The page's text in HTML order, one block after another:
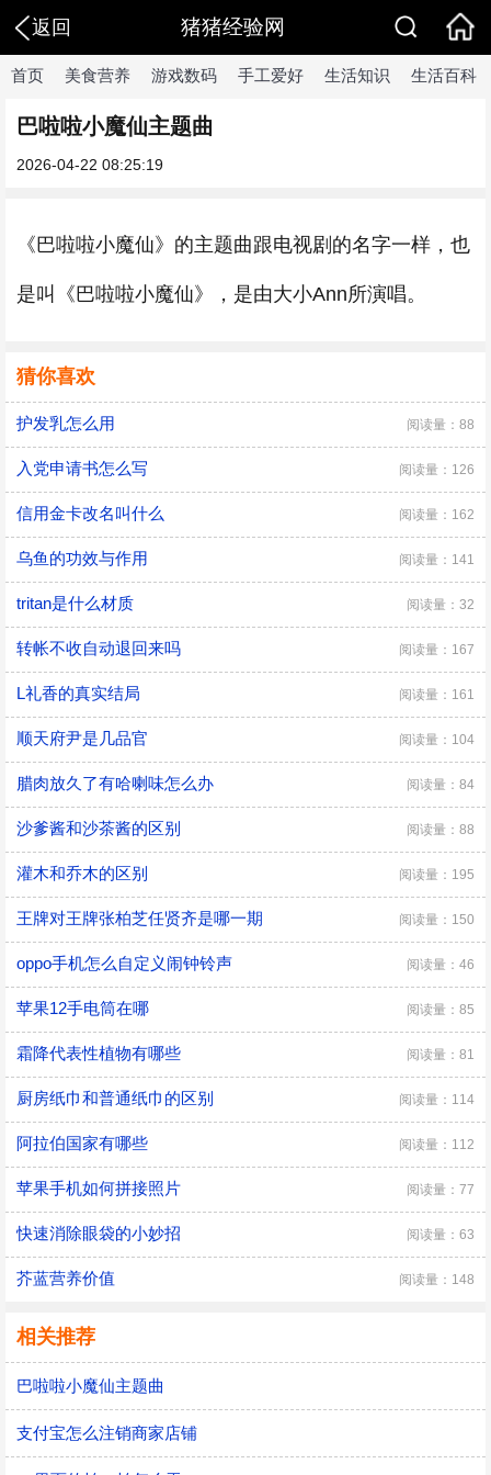
返回 猪猪经验网
首页 美食营养 游戏数码 手工爱好 生活知识 生活百科
巴啦啦小魔仙主题曲
2026-04-22 08:25:19
《巴啦啦小魔仙》的主题曲跟电视剧的名字一样，也
是叫《巴啦啦小魔仙》，是由大小Ann所演唱。
猜你喜欢
护发乳怎么用 阅读量：88
入党申请书怎么写 阅读量：126
信用金卡改名叫什么 阅读量：162
乌鱼的功效与作用 阅读量：141
tritan是什么材质 阅读量：32
转帐不收自动退回来吗 阅读量：167
L礼香的真实结局 阅读量：161
顺天府尹是几品官 阅读量：104
腊肉放久了有哈喇味怎么办 阅读量：84
沙爹酱和沙茶酱的区别 阅读量：88
灌木和乔木的区别 阅读量：195
王牌对王牌张柏芝任贤齐是哪一期 阅读量：150
oppo手机怎么自定义闹钟铃声 阅读量：46
苹果12手电筒在哪 阅读量：85
霜降代表性植物有哪些 阅读量：81
厨房纸巾和普通纸巾的区别 阅读量：114
阿拉伯国家有哪些 阅读量：112
苹果手机如何拼接照片 阅读量：77
快速消除眼袋的小妙招 阅读量：63
芥蓝营养价值 阅读量：148
相关推荐
巴啦啦小魔仙主题曲
支付宝怎么注销商家店铺